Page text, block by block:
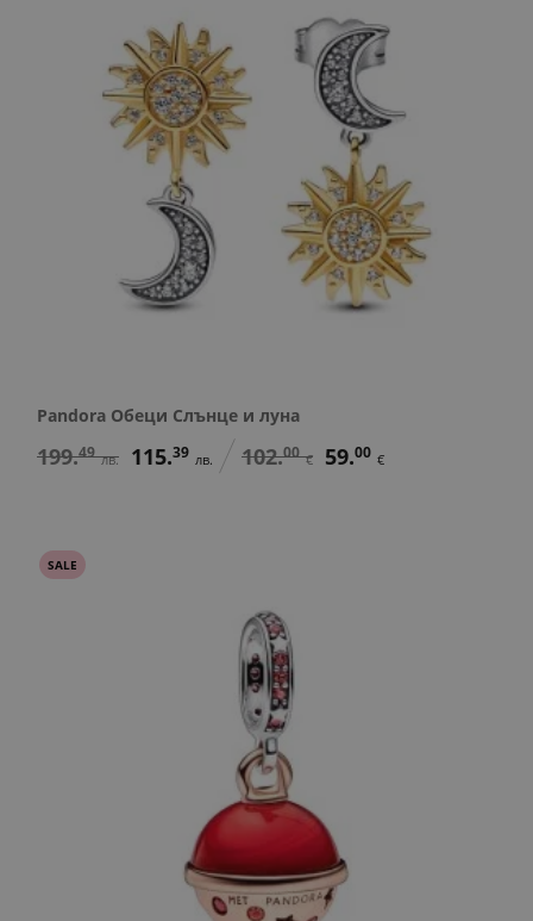
Pandora Обеци Слънце и луна
199.49 лв. 115.39 лв. 102.00 € 59.00 €
SALE